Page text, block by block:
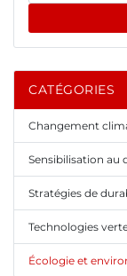
CATÉGORIES
Changement
Sensibilisation au
Stratégies de
Technologies
Écologie et